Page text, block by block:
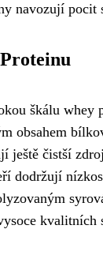
navozují
škálu whey
obsahem
ještě čistší
dodržují